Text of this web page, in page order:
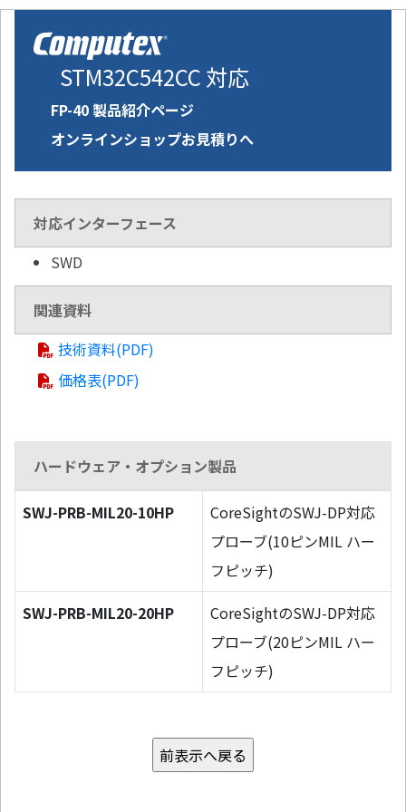
STM32C542CC 対応
FP-40 製品紹介ページ
オンラインショップお見積りへ
対応インターフェース
SWD
関連資料
技術資料(PDF)
価格表(PDF)
ハードウェア・オプション製品
SWJ-PRB-MIL20-10HP
CoreSightのSWJ-DP対応
プローブ(10ピンMIL ハー
フピッチ)
SWJ-PRB-MIL20-20HP
CoreSightのSWJ-DP対応
プローブ(20ピンMIL ハー
フピッチ)